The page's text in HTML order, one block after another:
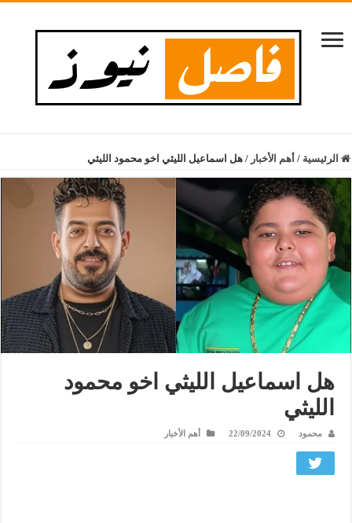
الرئيسية / أهم الأخبار / هل اسماعيل الليثي اخو محمود الليثي
هل اسماعيل الليثي اخو محمود
الليثي
محمود 22/09/2024 أهم الأخبار